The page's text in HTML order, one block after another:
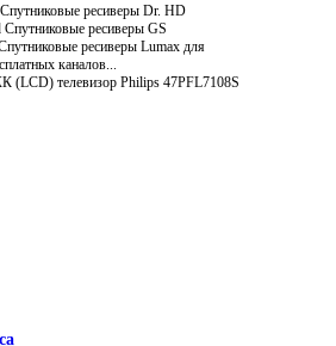
ресиверы Dr. HD
ресиверы GS
ресиверы Lumax для
каналов...
(LCD) телевизор Philips 47PFL7108S